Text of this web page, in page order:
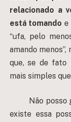
relacionado a
está tomando e
“ufa, pelo
amando
que, se de fato
mais simples
Não posso
existe essa